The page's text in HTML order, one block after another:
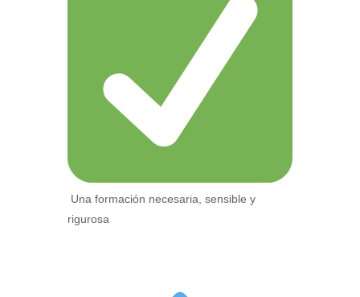
Una formación necesaria, sensible y
rigurosa